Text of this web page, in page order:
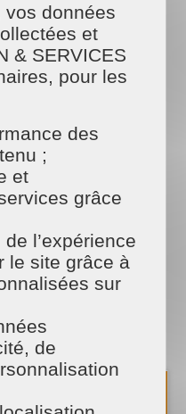
un grand
?
plus de temps
sain est essentiel
C’est aussi
souvent oubliées
dessus de meubles,
Maison et
pour :
en hauteur
des pièces de vie
difficiles d’accès
vos données
et
& SERVICES
pour les
des
;
et
grâce
l’expérience
le site grâce à
sur
de